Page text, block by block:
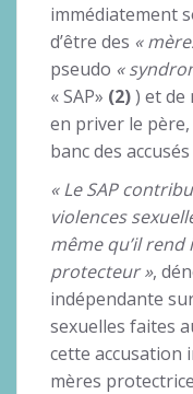
immédiatement
d’être des «
pseudo «
« SAP» (2)) et
en priver le
banc des
« Le SAP
violences
même qu’il
protecteur »,
indépendante
sexuelles faites
cette accusation
mères